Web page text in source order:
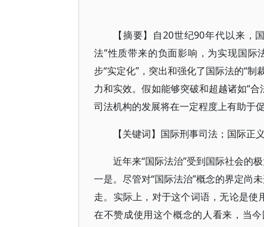
【摘要】自20世纪90年代以来，
法”性质带来的负面影响，为实现国
步“实定化”，突出和强化了国际法的“
力和实效。假如能够突破和超越诸如“
司法机构的发展将在一定程度上有助于
【关键词】国际刑事司法；国际正
近年来“国际法治”受到国际社会的
一是。尽管对“国际法治”概念的界定尚
走。实际上，对于这个词语，无论是使
在不赞成使用这个概念的人看来，当